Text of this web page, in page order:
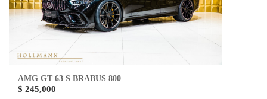
AMG GT 63 S BRABUS 800
$ 245,000